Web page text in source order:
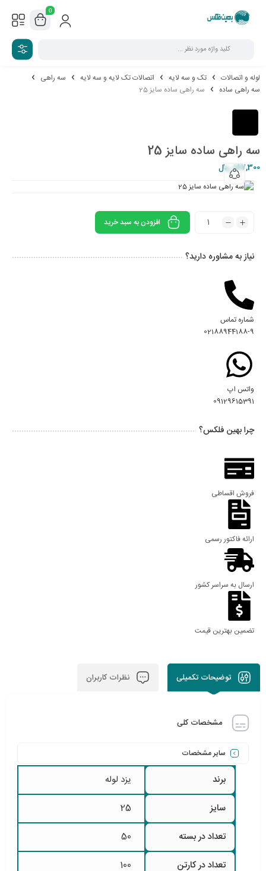
0
لوله و اتصالات تک و سه لایه اتصالات تک لایه و سه لایه
سه راهی
سه راهی ساده
سه راهی ساده سایز 25
سه راهی ساده سایز 25
187,300ریال
افزودن به سبد خرید
نیاز به مشاوره دارید؟
شماره تماس
02188944188-9
واتس اپ
09129615391
چرا بهین فلکس؟
فروش اقساطی
ارائه فاکتور رسمی
ارسال به سراسر کشور
تضمین بهترین قیمت
توضیحات تکمیلی نظرات کاربران
مشخصات کلی
سایر مشخصات
برند
یزد لوله
سایز
25
تعداد در بسته
50
تعداد در کارتن
100